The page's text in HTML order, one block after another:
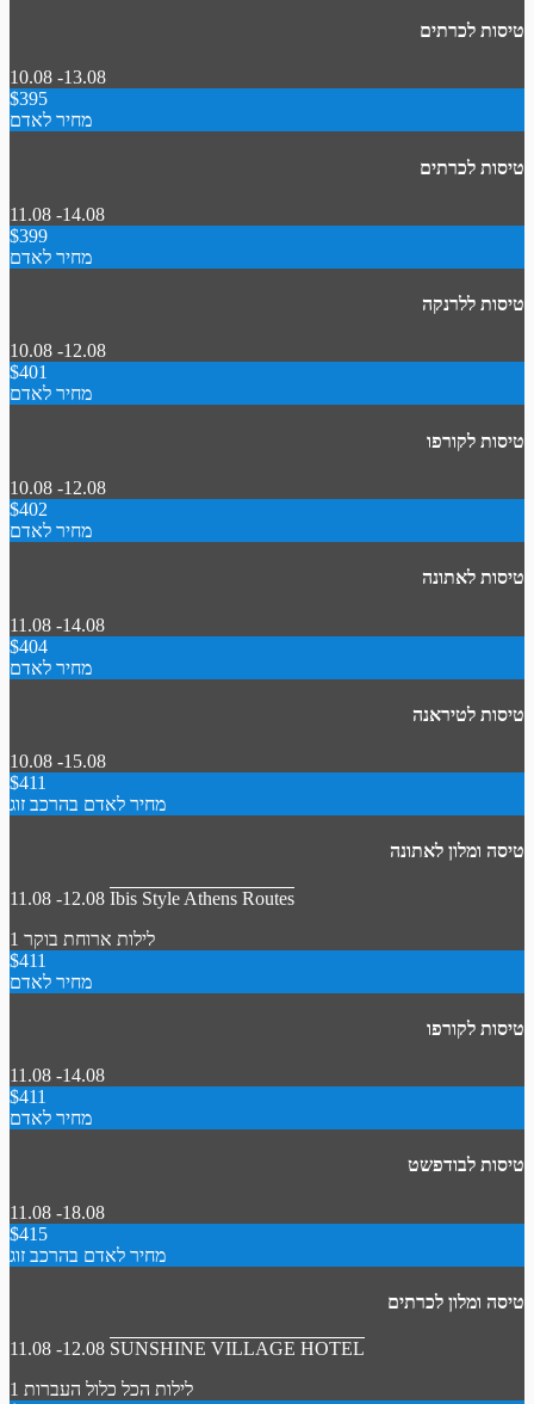
טיסות לכרתים
10.08 -13.08
$395
מחיר לאדם
טיסות לכרתים
11.08 -14.08
$399
מחיר לאדם
טיסות ללרנקה
10.08 -12.08
$401
מחיר לאדם
טיסות לקורפו
10.08 -12.08
$402
מחיר לאדם
טיסות לאתונה
11.08 -14.08
$404
מחיר לאדם
טיסות לטיראנה
10.08 -15.08
$411
מחיר לאדם בהרכב זוג
טיסה ומלון לאתונה
11.08 -12.08 Ibis Style Athens Routes
1 לילות ארוחת בוקר
$411
מחיר לאדם
טיסות לקורפו
11.08 -14.08
$411
מחיר לאדם
טיסות לבודפשט
11.08 -18.08
$415
מחיר לאדם בהרכב זוג
טיסה ומלון לכרתים
11.08 -12.08 SUNSHINE VILLAGE HOTEL
1 לילות הכל כלול העברות